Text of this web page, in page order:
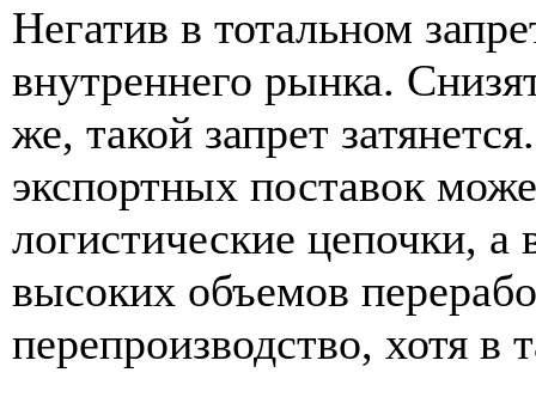
Негатив в тотальном
внутреннего рынка.
же, такой запрет
экспортных поставок
логистические цепочки,
высоких объемов
перепроизводство, хотя в